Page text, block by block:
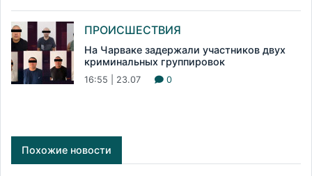
ПРОИСШЕСТВИЯ
На Чарваке задержали участников двух
криминальных группировок
16:55 | 23.07 0
Похожие новости